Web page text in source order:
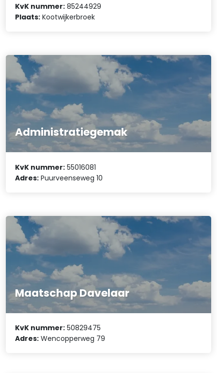
KvK nummer: 85244929
Plaats: Kootwijkerbroek
Administratiegemak
KvK nummer: 55016081
Adres: Puurveenseweg 10
Maatschap Davelaar
KvK nummer: 50829475
Adres: Wencopperweg 79